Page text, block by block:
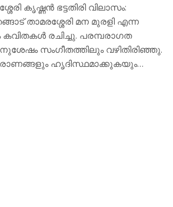
കൃഷ്ണന്‍ ഭട്ടതിരി വിലാസം:
താമരശ്ശേരി മന മുരളി എന്ന
രചിച്ചു. പരമ്പരാഗത
സംഗീതത്തിലും വഴിതിരിഞ്ഞു.
ഹൃദിസ്ഥമാക്കുകയും…